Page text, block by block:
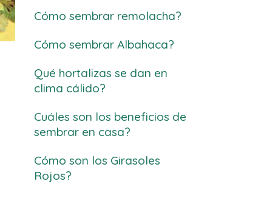
Cómo sembrar remolacha?
Cómo sembrar Albahaca?
Qué hortalizas se dan en
clima cálido?
Cuáles son los beneficios de
sembrar en casa?
Cómo son los Girasoles
Rojos?